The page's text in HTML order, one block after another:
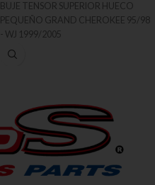
BUJE TENSOR SUPERIOR HUECO
PEQUEÑO GRAND CHEROKEE 95/98
- WJ 1999/2005